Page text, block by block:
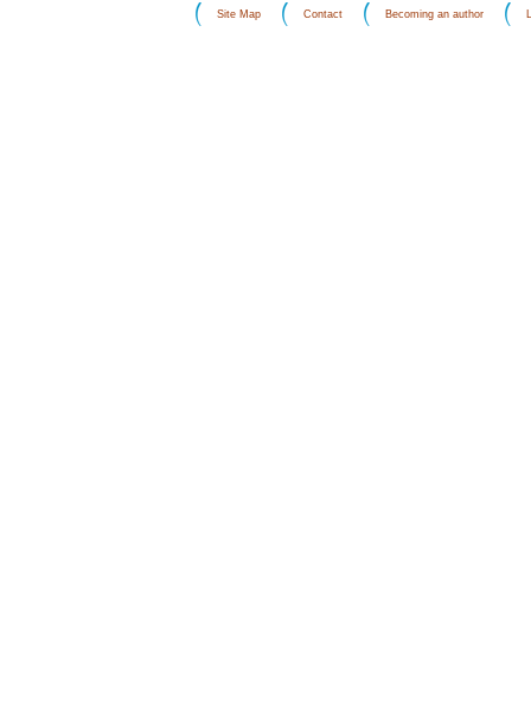
Site Map Contact Becoming an author